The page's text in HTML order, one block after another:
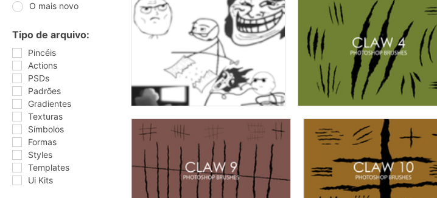
O mais novo
Tipo de arquivo:
Pincéis
Actions
PSDs
Padrões
Gradientes
Texturas
Símbolos
Formas
Styles
Templates
Ui Kits